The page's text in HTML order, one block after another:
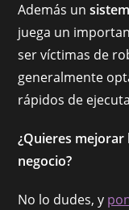
Además un
juega un
ser víctimas de
generalmente
rápidos de
¿Quieres
negocio?
No lo dudes, y